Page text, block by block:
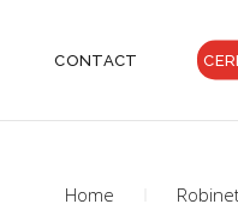
CONTACT
Home